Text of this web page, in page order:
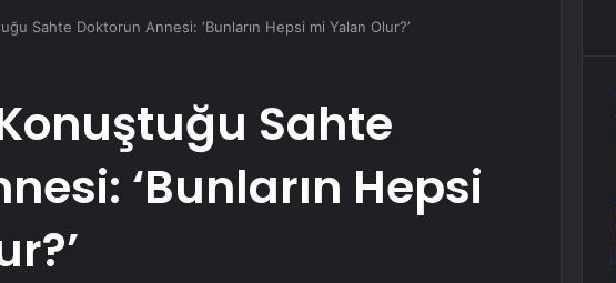
Sahte Doktorun Annesi: ‘Bunların Hepsi mi Yalan Olur?’
Sahte
‘Bunların Hepsi